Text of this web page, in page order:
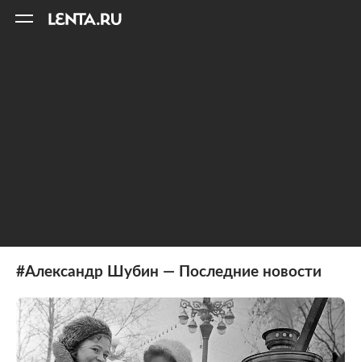
#Александр Шубин — Последние новости